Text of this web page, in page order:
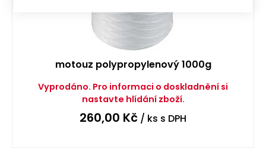
motouz polypropylenový 1000g
Vyprodáno. Pro informaci o doskladnění si
nastavte hlídání zboží.
260,00 Kč / ks s DPH